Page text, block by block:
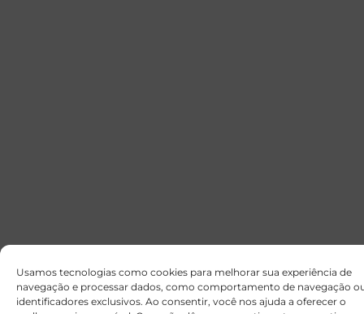
Usamos tecnologias como cookies para melhorar sua experiência de
navegação e processar dados, como comportamento de navegação
identificadores exclusivos. Ao consentir, você nos ajuda a oferecer o